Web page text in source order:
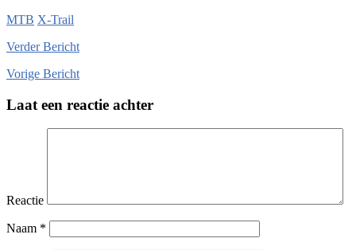
MTB X-Trail
VerderBericht
Vorige Bericht
Laat een reactie achter
Reactie
Naam *